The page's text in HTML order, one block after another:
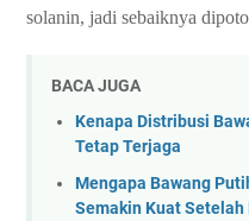
solanin, jadi sebaiknya
BACA JUGA
Kenapa Distribusi
Tetap Terjaga
Mengapa Bawang
Semakin Kuat